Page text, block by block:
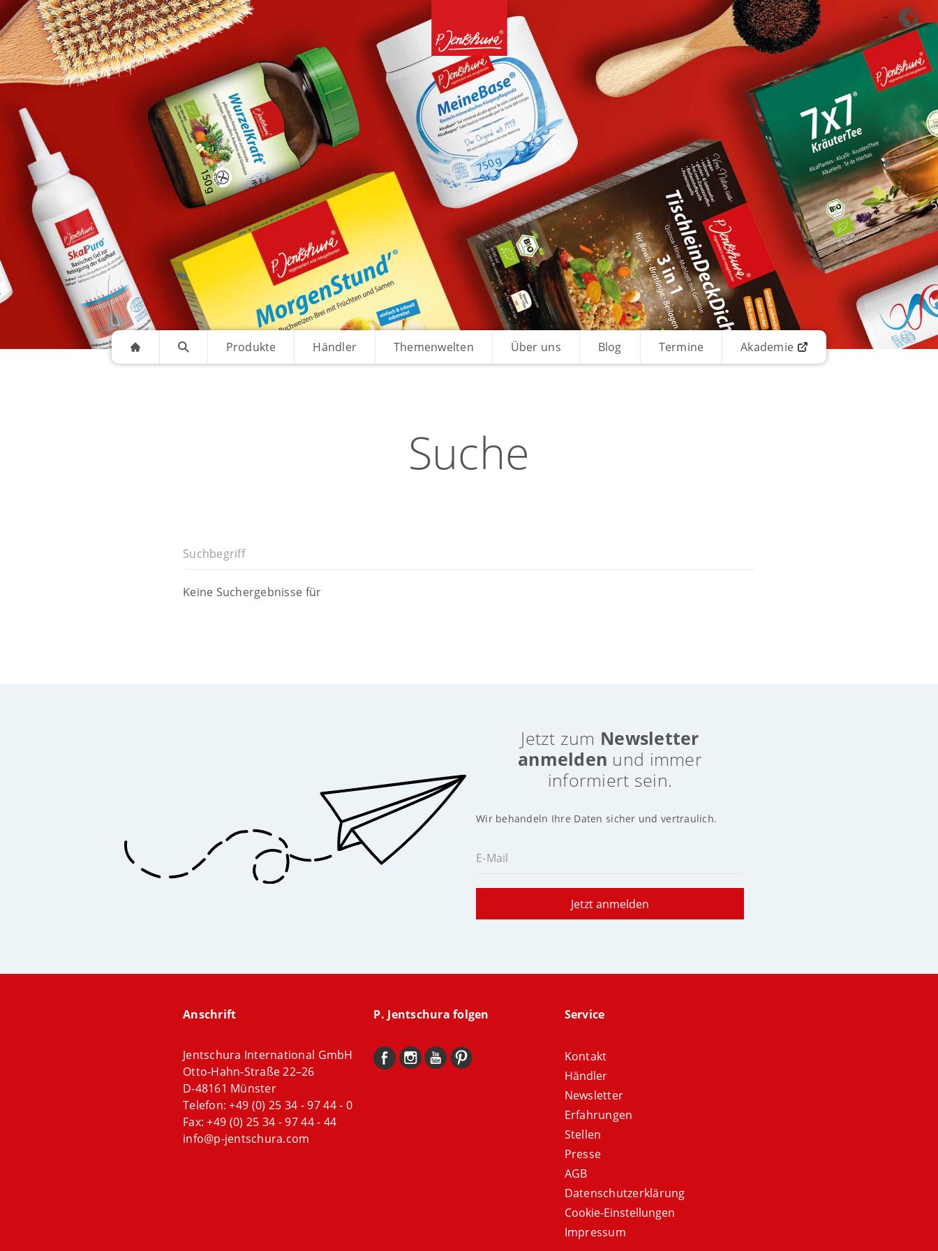
Produkte Händler Themenwelten Über uns Blog Termine Akademie
Suche
Suchbegriff
Keine Suchergebnisse für
Jetzt zum Newsletter
anmelden und immer
informiert sein.
Wir behandeln Ihre Daten sicher und vertraulich.
E-Mail
Jetzt anmelden
Anschrift
Jentschura International GmbH
Otto-Hahn-Straße 22–26
D-48161 Münster
Telefon:+49 (0) 25 34 - 97 44 - 0
Fax: +49 (0) 25 34 - 97 44 - 44
info@p-jentschura.com
P. Jentschura folgen Service
Kontakt
Händler
Newsletter
Erfahrungen
Stellen
Presse
AGB
Datenschutzerklärung
Cookie-Einstellungen
Impressum